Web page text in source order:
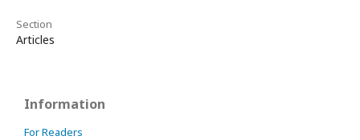
Section
Articles
Information
For Readers